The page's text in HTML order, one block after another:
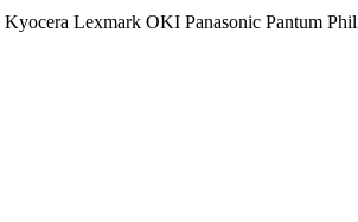
Kyocera Lexmark OKI Panasonic Pantum